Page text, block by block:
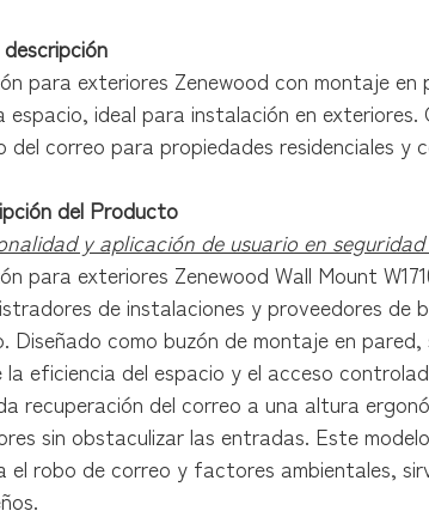
para exteriores Zenewood con montaje
espacio, ideal para instalación en
del correo para propiedades residenciales y
del Producto
y aplicación de usuario en
para exteriores Zenewood Wall Mount
de instalaciones y proveedores de
Diseñado como buzón de montaje en
la eficiencia del espacio y el acceso
recuperación del correo a una altura
sin obstaculizar las entradas. Este
el robo de correo y factores ambientales,